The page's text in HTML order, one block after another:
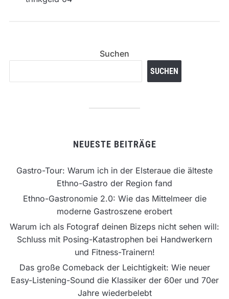
Suchen
SUCHEN
NEUESTE BEITRÄGE
Gastro-Tour: Warum ich in der Elsteraue die älteste
Ethno-Gastro der Region fand
Ethno-Gastronomie 2.0: Wie das Mittelmeer die
moderne Gastroszene erobert
Warum ich als Fotograf deinen Bizeps nicht sehen will:
Schluss mit Posing-Katastrophen bei Handwerkern
und Fitness-Trainern!
Das große Comeback der Leichtigkeit: Wie neuer
Easy-Listening-Sound die Klassiker der 60er und 70er
Jahre wiederbelebt